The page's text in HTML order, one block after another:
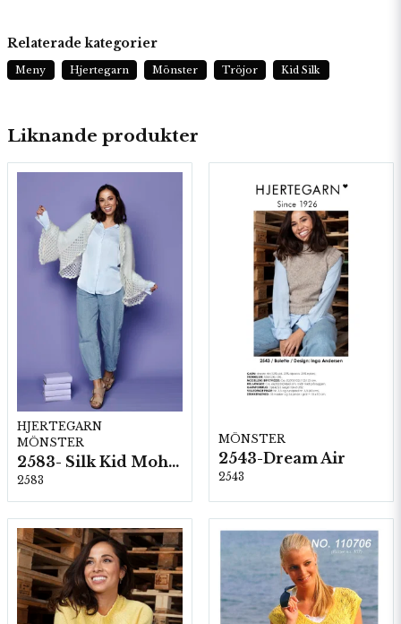
Liknande produkter
HJERTEGARN
MÖNSTER
2583- Silk Kid Mohair
2583
MÖNSTER
2543-Dream Air
2543
Relaterade kategorier
Meny Hjertegarn Mönster Tröjor Kid Silk